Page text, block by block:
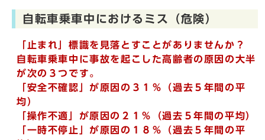
自転車乗車中におけるミス（危険）
「止まれ」標識を見落とすことがありませんか？
自転車乗車中に事故を起こした高齢者の原因の大半
が次の３つです。
「安全不確認」が原因の３１％（過去５年間の平
均）
「操作不適」が原因の２１％（過去５年間の平均）
「一時不停止」が原因の１８％（過去５年間の平